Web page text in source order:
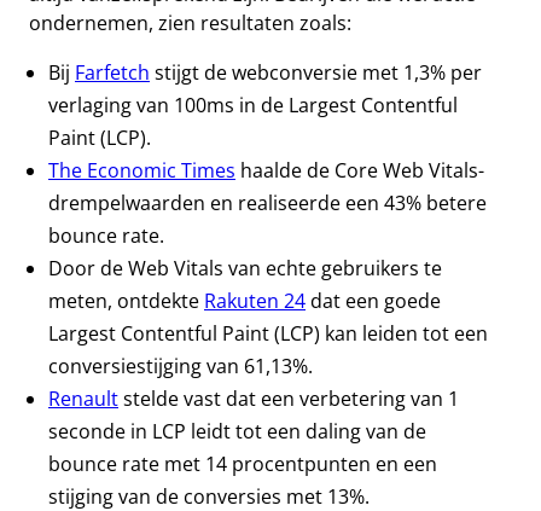
ondernemen, zien resultaten zoals:
Bij Farfetch stijgt de webconversie met 1,3% per
verlaging van 100ms in de Largest Contentful
Paint (LCP).
The Economic Times haalde de Core Web Vitals-
drempelwaarden en realiseerde een 43% betere
bounce rate.
Door de Web Vitals van echte gebruikers te
meten, ontdekte Rakuten 24dat een goede
Largest Contentful Paint (LCP) kan leiden tot een
conversiestijging van 61,13%.
Renaultstelde vast dat een verbetering van 1
seconde in LCP leidt tot een daling van de
bounce rate met 14 procentpunten en een
stijging van de conversies met 13%.